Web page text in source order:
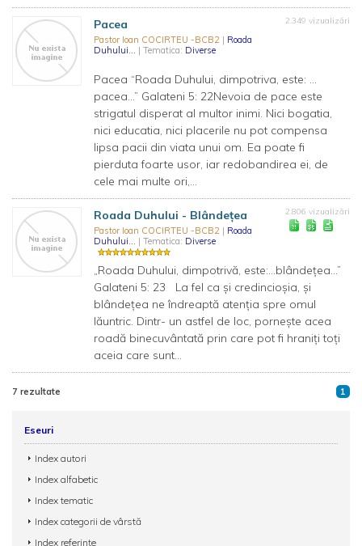
Pacea
Pastor Ioan COCIRTEU -BCB2 | Roada
Duhului... | Tematica: Diverse
2.349 vizualizări
Pacea “Roada Duhului, dimpotriva, este: …
pacea…” Galateni 5: 22Nevoia de pace este
strigatul disperat al multor inimi. Nici bogatia,
nici educatia, nici placerile nu pot compensa
lipsa pacii din viata unui om. Ea poate fi
pierduta foarte usor, iar redobandirea ei, de
cele mai multe ori,...
Roada Duhului - Blândeţea
Pastor Ioan COCIRTEU -BCB2 | Roada
Duhului... | Tematica: Diverse
2.806 vizualizări
„Roada Duhului, dimpotrivă, este:...blândeţea...”
Galateni 5: 23 La fel ca şi credincioşia, şi
blândeţea ne îndreaptă atenţia spre omul
lăuntric. Dintr- un astfel de loc, porneşte acea
roadă binecuvântată prin care pot fi hraniţi toţi
aceia care sunt...
7 rezultate 1
Eseuri
Index autori
Index alfabetic
Index tematic
Index categorii de vârstă
Index referințe